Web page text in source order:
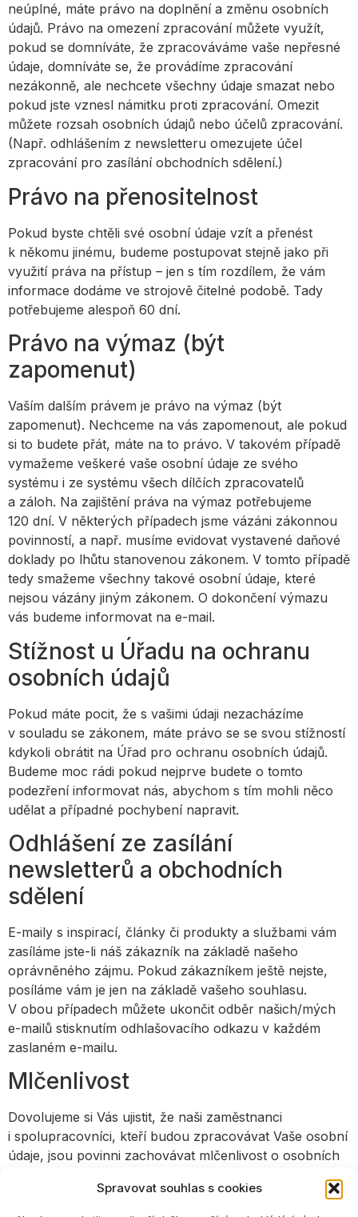
Spravovat souhlas s cookies
neúplné, máte právo na doplnění a změnu osobních
údajů. Právo na omezení zpracování můžete využít,
pokud se domníváte, že zpracováváme vaše nepřesné
údaje, domníváte se, že provádíme zpracování
nezákonně, ale nechcete všechny údaje smazat nebo
pokud jste vznesl námitku proti zpracování. Omezit
můžete rozsah osobních údajů nebo účelů zpracování.
(Např. odhlášením z newsletteru omezujete účel
zpracování pro zasílání obchodních sdělení.)
Právo na přenositelnost
Pokud byste chtěli své osobní údaje vzít a přenést
k někomu jinému, budeme postupovat stejně jako při
využití práva na přístup – jen s tím rozdílem, že vám
informace dodáme ve strojově čitelné podobě. Tady
potřebujeme alespoň 60 dní.
Právo na výmaz (být
zapomenut)
Vaším dalším právem je právo na výmaz (být
zapomenut). Nechceme na vás zapomenout, ale pokud
si to budete přát, máte na to právo. V takovém případě
vymažeme veškeré vaše osobní údaje ze svého
systému i ze systému všech dílčích zpracovatelů
a záloh. Na zajištění práva na výmaz potřebujeme
120 dní. V některých případech jsme vázáni zákonnou
povinností, a např. musíme evidovat vystavené daňové
doklady po lhůtu stanovenou zákonem. V tomto případě
tedy smažeme všechny takové osobní údaje, které
nejsou vázány jiným zákonem. O dokončení výmazu
vás budeme informovat na e-mail.
Stížnost u Úřadu na ochranu
osobních údajů
Pokud máte pocit, že s vašimi údaji nezacházíme
v souladu se zákonem, máte právo se se svou stížností
kdykoli obrátit na Úřad pro ochranu osobních údajů.
Budeme moc rádi pokud nejprve budete o tomto
podezření informovat nás, abychom s tím mohli něco
udělat a případné pochybení napravit.
Odhlášení ze zasílání
newsletterů a obchodních
sdělení
E-maily s inspirací, články či produkty a službami vám
zasíláme jste-li náš zákazník na základě našeho
oprávněného zájmu. Pokud zákazníkem ještě nejste,
posíláme vám je jen na základě vašeho souhlasu.
V obou případech můžete ukončit odběr našich/mých
e-mailů stisknutím odhlašovacího odkazu v každém
zaslaném e-mailu.
Mlčenlivost
Dovolujeme si Vás ujistit, že naši zaměstnanci
i spolupracovníci, kteří budou zpracovávat Vaše osobní
údaje, jsou povinni zachovávat mlčenlivost o osobních
zveřejnění by ohrozilo zabezpečení Vašich osobních
údajů. Tato mlčenlivost přitom trvá i po skončení